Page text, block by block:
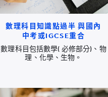
數理科目知識點過半 與國內
中考或IGCSE重合
數理科目包括數學( 必修部分)、物
理、化學、生物。